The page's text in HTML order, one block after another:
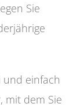
Sie
einfach
mit dem Sie